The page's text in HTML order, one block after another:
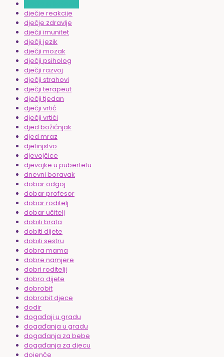
dječje reakcije
dječje zdravlje
dječji imunitet
dječji jezik
dječji mozak
dječji psiholog
dječji razvoj
dječji strahovi
dječji terapeut
dječji tjedan
dječji vrtić
dječji vrtići
djed božićnjak
djed mraz
djetinjstvo
djevojčice
djevojke u pubertetu
dnevni boravak
dobar odgoj
dobar profesor
dobar roditelj
dobar učitelj
dobiti brata
dobiti dijete
dobiti sestru
dobra mama
dobre namjere
dobri roditelji
dobro dijete
dobrobit
dobrobit djece
dodir
događaji u gradu
događanja u gradu
događanja za bebe
događanja za djecu
dojenče